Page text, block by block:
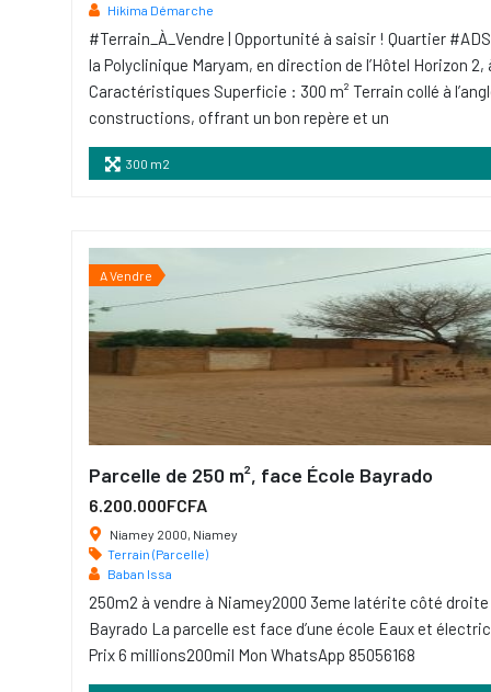
Hikima Démarche
#Terrain_À_Vendre | Opportunité à saisir ! Quartier
la Polyclinique Maryam, en direction de l’Hôtel Horizon 2,
Caractéristiques Superficie : 300 m² Terrain collé à
constructions, offrant un bon repère et un
300 m2
A Vendre
Parcelle de 250 m², face École Bayrado
6.200.000FCFA
Niamey 2000, Niamey
Terrain (Parcelle)
Baban Issa
250m2 à vendre à Niamey2000 3eme latérite côté
Bayrado La parcelle est face d’une école Eaux et
Prix 6 millions200mil Mon WhatsApp 85056168